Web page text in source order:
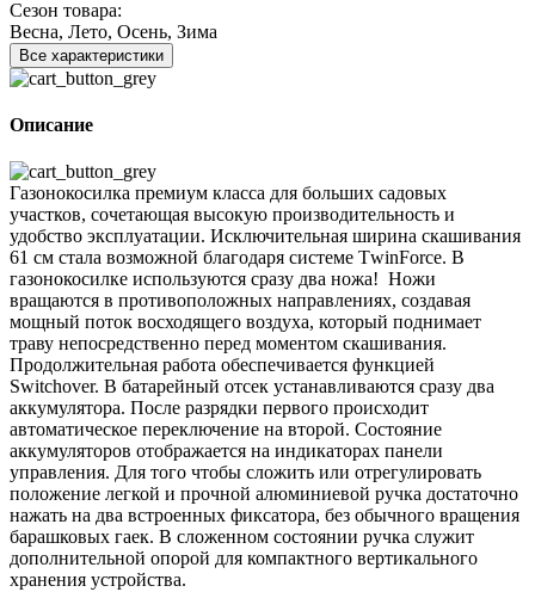
Сезон товара:
Весна, Лето, Осень, Зима
Все характеристики
Описание
Газонокосилка премиум класса для больших садовых
участков, сочетающая высокую производительность и
удобство эксплуатации. Исключительная ширина скашивания
61 см стала возможной благодаря системе ТwinForсe. В
газонокосилке используются сразу два ножа! Ножи
вращаются в противоположных направлениях, создавая
мощный поток восходящего воздуха, который поднимает
траву непосредственно перед моментом скашивания.
Продолжительная работа обеспечивается функцией
Switchover. В батарейный отсек устанавливаются сразу два
аккумулятора. После разрядки первого происходит
автоматическое переключение на второй. Состояние
аккумуляторов отображается на индикаторах панели
управления. Для того чтобы сложить или отрегулировать
положение легкой и прочной алюминиевой ручка достаточно
нажать на два встроенных фиксатора, без обычного вращения
барашковых гаек. В сложенном состоянии ручка служит
дополнительной опорой для компактного вертикального
хранения устройства.